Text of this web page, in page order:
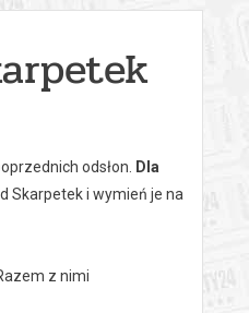
odsłon.
Dla
Skarpetek i wymień je na
z nimi